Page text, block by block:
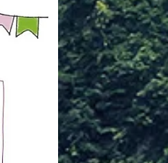
この機会にぜひお越しください
・お子様が道場生の保護者の
方、ご兄弟の参加はもちろん大歓
迎です ・お子様が道